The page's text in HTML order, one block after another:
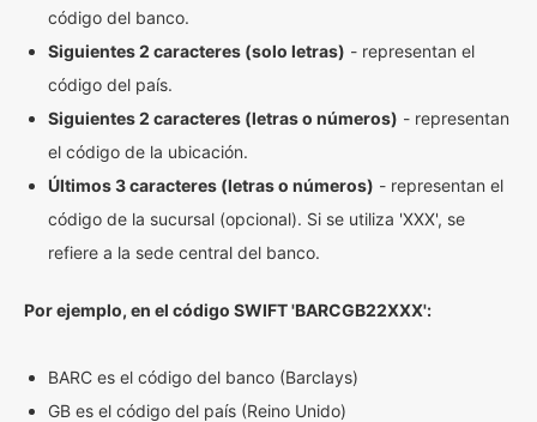
código del banco.
Siguientes 2 caracteres (solo letras) - representan el
código del país.
Siguientes 2 caracteres (letras o números) - representan
el código de la ubicación.
Últimos 3 caracteres (letras o números) - representan el
código de la sucursal (opcional). Si se utiliza 'XXX', se
refiere a la sede central del banco.
Por ejemplo, en el código SWIFT 'BARCGB22XXX':
BARC es el código del banco (Barclays)
GB es el código del país (Reino Unido)